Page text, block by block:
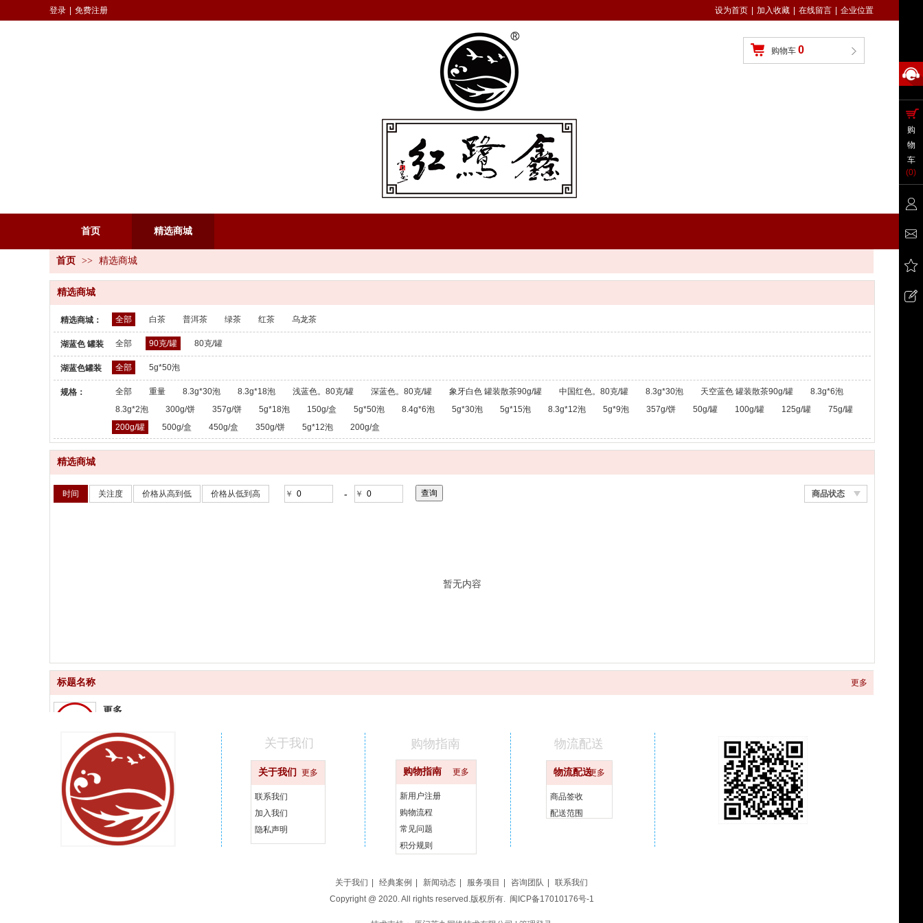
购物车 0
登录 免费注册 设为首页 加入收藏 在线留言 企业位置
首页 精选商城
首页 >> 精选商城
精选商城
精选商城： 全部 白茶 普洱茶 绿茶 红茶 乌龙茶
湖蓝色 罐装
散茶：
全部 90克/罐 80克/罐
湖蓝色罐装
散茶：
全部 5g*50泡
规格： 全部 重量 8.3g*30泡 8.3g*18泡 浅蓝色。80克/罐 深蓝色。80克/罐 象牙白色 罐装散茶90g/罐 中国红色。80克/罐 8.3g*30泡 天空蓝色 罐装散茶90g/罐
8.3g*6泡
8.3g*2泡
300g/饼 357g/饼 5g*18泡 150g/盒 5g*50泡 8.4g*6泡 5g*30泡 5g*15泡 8.3g*12泡 5g*9泡 357g/饼 50g/罐 100g/罐 125g/罐
75g/罐
200g/罐
500g/盒 450g/盒 350g/饼 5g*12泡 200g/盒
精选商城
商品状态
时间 关注度 价格从高到低 价格从低到高 ￥ - ￥
暂无内容
标题名称 更多
更多
更快
更好
汇聚品牌
关于我们 更多
联系我们
加入我们
隐私声明
购物指南 更多
新用户注册
购物流程
常见问题
积分规则
物流配送更多
商品签收
配送范围
关于我们 购物指南 物流配送
关于我们 经典案例 新闻动态 服务项目 咨询团队
联系我们
Copyright @ 2020. All rights reserved.版权所有. 闽ICP备17010176号-1
购
物
车
(0)